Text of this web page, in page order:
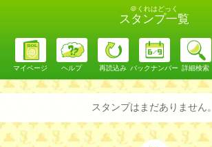
＠くれはどっく
スタンプ一覧
マイページ ヘルプ 再読込み バックナンバー 詳細検索
スタンプはまだありません。